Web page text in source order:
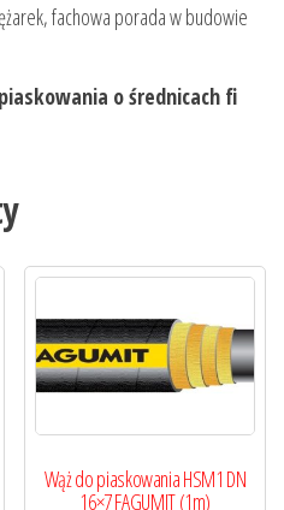
fachowa porada w budowie
o średnicach fi
Wąż do piaskowania HSM1 DN
16×7 FAGUMIT (1m)